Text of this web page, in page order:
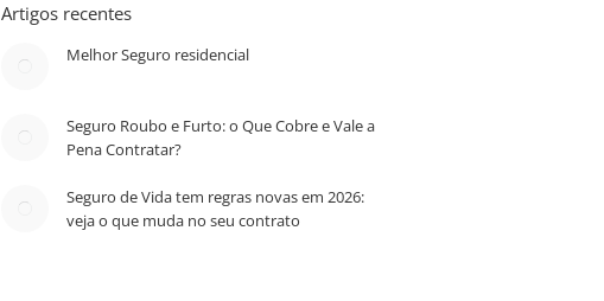
Artigos recentes
Melhor Seguro residencial
Seguro Roubo e Furto: o Que Cobre e Vale a
Pena Contratar?
Seguro de Vida tem regras novas em 2026:
veja o que muda no seu contrato